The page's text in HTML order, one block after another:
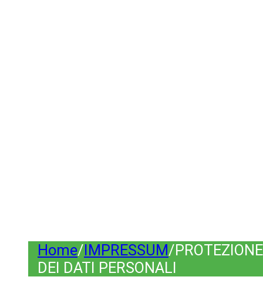
Home/IMPRESSUM/PROTEZIONE
DEI DATI PERSONALI